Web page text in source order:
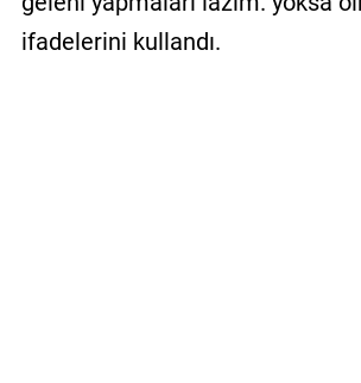
ifadelerini kullandı.